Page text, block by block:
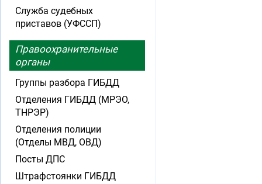
Служба судебных
приставов (УФССП)
Правоохранительные
органы
Группы разбора ГИБДД
Отделения ГИБДД (МРЭО,
ТНРЭР)
Отделения полиции
(Отделы МВД, ОВД)
Посты ДПС
Штрафстоянки ГИБДД